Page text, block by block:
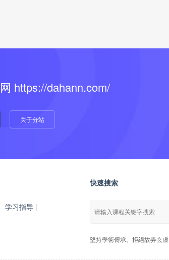
https://dahann.com/
关于分站
学习指导 |
快速搜索
堅持學術傳承。拒絕故弄玄虛